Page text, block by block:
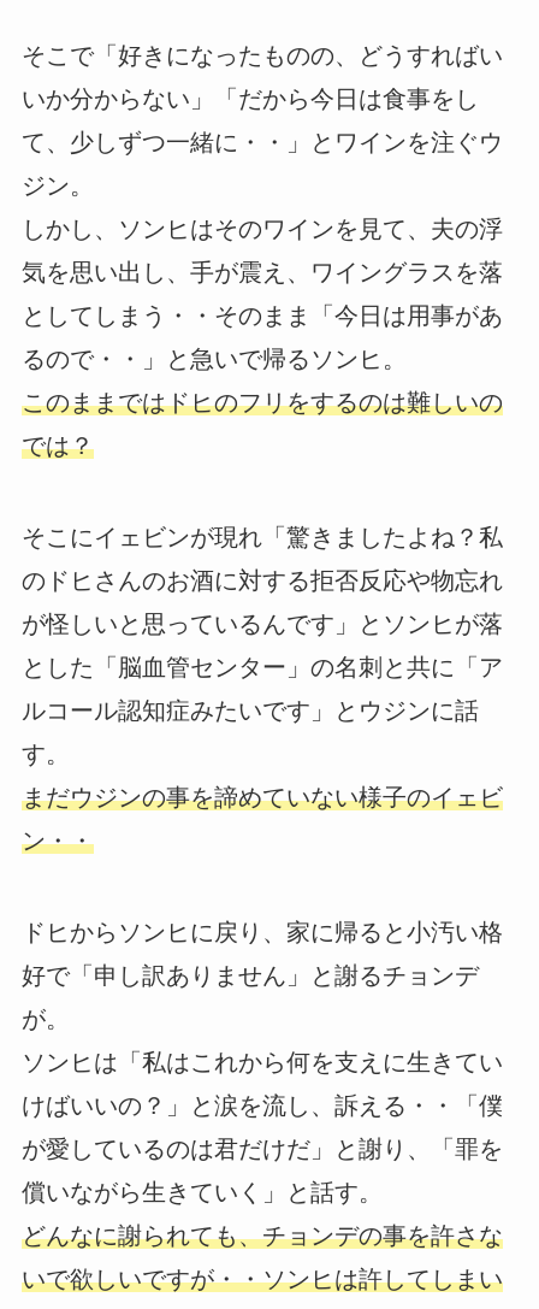
そこで「好きになったものの、どうすればい
いか分からない」「だから今日は食事をし
て、少しずつ一緒に・・」とワインを注ぐウ
ジン。
しかし、ソンヒはそのワインを見て、夫の浮
気を思い出し、手が震え、ワイングラスを落
としてしまう・・そのまま「今日は用事があ
るので・・」と急いで帰るソンヒ。
このままではドヒのフリをするのは難しいの
では？
そこにイェビンが現れ「驚きましたよね？私
のドヒさんのお酒に対する拒否反応や物忘れ
が怪しいと思っているんです」とソンヒが落
とした「脳血管センター」の名刺と共に「ア
ルコール認知症みたいです」とウジンに話
す。
まだウジンの事を諦めていない様子のイェビ
ン・・
ドヒからソンヒに戻り、家に帰ると小汚い格
好で「申し訳ありません」と謝るチョンデ
が。
ソンヒは「私はこれから何を支えに生きてい
けばいいの？」と涙を流し、訴える・・「僕
が愛しているのは君だけだ」と謝り、「罪を
償いながら生きていく」と話す。
どんなに謝られても、チョンデの事を許さな
いで欲しいですが・・ソンヒは許してしまい